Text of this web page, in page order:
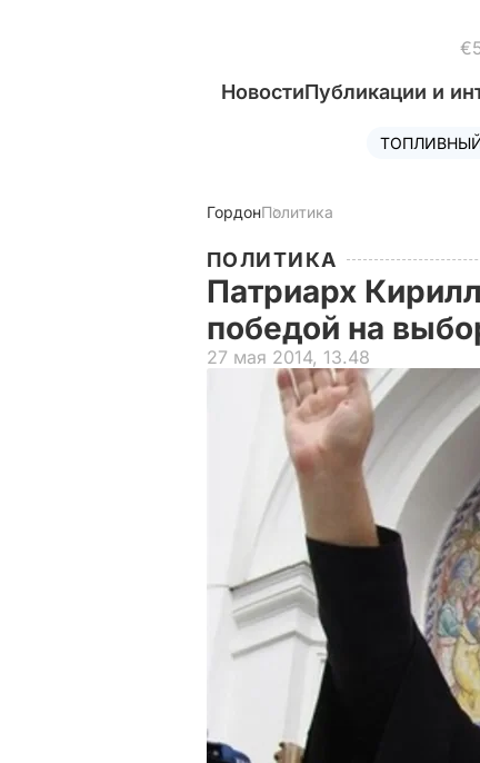
НовостиПубликации и
ГордонПолитика
ПОЛИТИКА
Патриарх
победой на
27 мая 2014, 13.48